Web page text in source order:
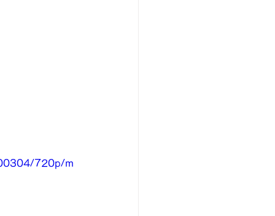
720p/m